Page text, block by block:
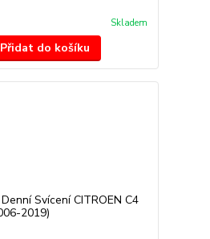
Skladem
Přidat do košíku